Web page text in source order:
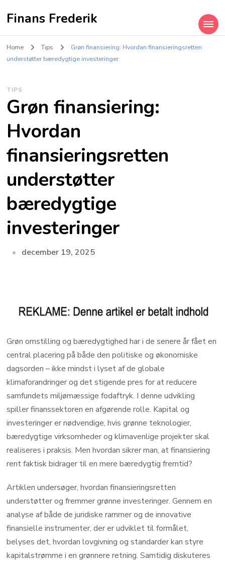
Finans Frederik
Home Tips
Grøn finansiering: Hvordan finansieringsretten
understøtter bæredygtige investeringer
TIPS
Grøn finansiering:
Hvordan
finansieringsretten
understøtter
bæredygtige
investeringer
december 19, 2025
Grøn omstilling og bæredygtighed har i de senere år fået en
central placering på både den politiske og økonomiske
dagsorden – ikke mindst i lyset af de globale
klimaforandringer og det stigende pres for at reducere
samfundets miljømæssige fodaftryk. I denne udvikling
spiller finanssektoren en afgørende rolle. Kapital og
investeringer er nødvendige, hvis grønne teknologier,
bæredygtige virksomheder og klimavenlige projekter skal
realiseres i praksis. Men hvordan sikrer man, at finansiering
rent faktisk bidrager til en mere bæredygtig fremtid?
Artiklen undersøger, hvordan finansieringsretten
understøtter og fremmer grønne investeringer. Gennem en
analyse af både de juridiske rammer og de innovative
finansielle instrumenter, der er udviklet til formålet,
belyses det, hvordan lovgivning og standarder kan styre
kapitalstrømme i en grønnere retning. Samtidig diskuteres